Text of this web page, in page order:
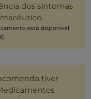
dos sintomas
está disponível
tiver